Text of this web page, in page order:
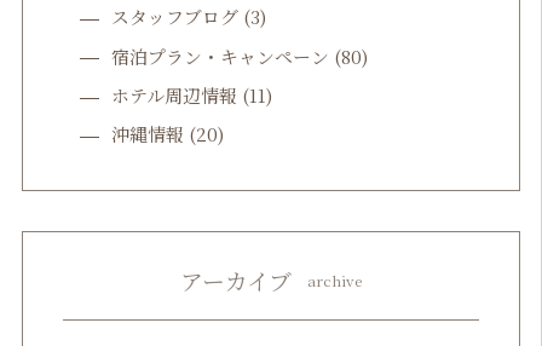
スタッフブログ(3)
宿泊プラン・キャンペーン (80)
ホテル周辺情報 (11)
沖縄情報 (20)
アーカイブ archive